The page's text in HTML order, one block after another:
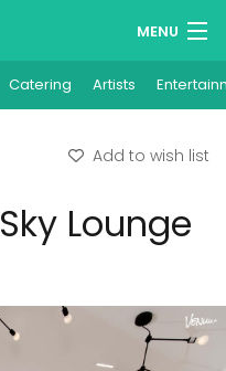
MENU
Catering Artists
Add to wish list
Lounge